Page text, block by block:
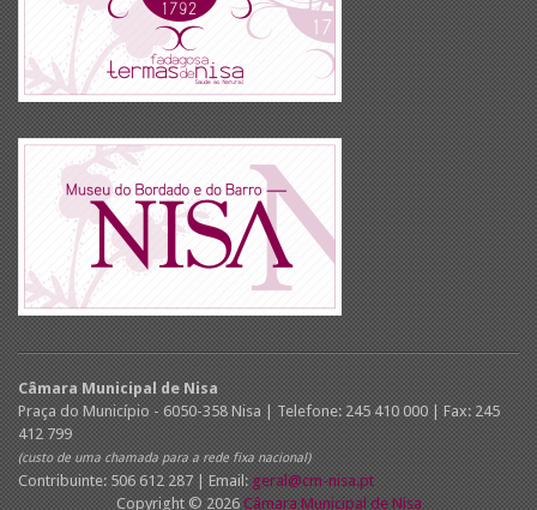
Câmara Municipal de Nisa
Praça do Município - 6050-358 Nisa | Telefone: 245 410 000 | Fax: 245
412 799
(custo de uma chamada para a rede fixa nacional)
Contribuinte: 506 612 287 | Email: geral@cm-nisa.pt
Copyright © 2026 Câmara Municipal de Nisa